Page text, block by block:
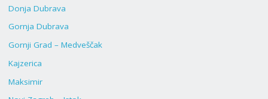
Donja Dubrava
Gornja Dubrava
Gornji Grad – Medveščak
Kajzerica
Maksimir